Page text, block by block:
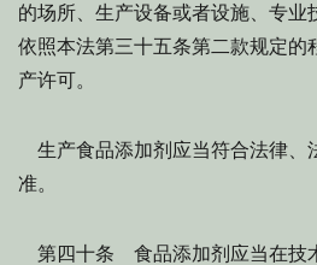
的场所、生产设备或者设施、专业
依照本法第三十五条第二款规定的
产许可。
生产食品添加剂应当符合法律、
准。
第四十条 食品添加剂应当在技